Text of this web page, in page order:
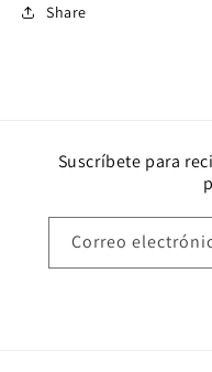
Share
Suscríbete para
Correo